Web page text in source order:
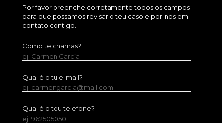
Por favor preenche corretamente todos os campos
para que possamos revisar o teu caso e por-nos em
contato contigo.
Como te chamas?
ej. Carmen García
Qual é o tu e-mail?
ej. carmengarcia@mail.com
Qual é o teu telefone?
ej. 962505050